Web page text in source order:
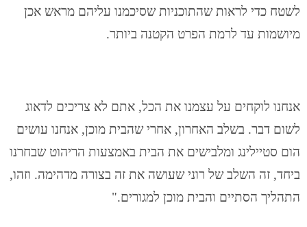
לשטח כדי לראות שהתוכניות שסיכמנו עליהם מראש אכן
מיושמות עד לרמת הפרט הקטנה ביותר.
אנחנו לוקחים על עצמנו את הכל, אתם לא צריכים לדאוג
לשום דבר. בשלב האחרון, אחרי שהבית מוכן, אנחנו עושים
הום סטיילינג ומלבישים את הבית באמצעות הריהוט שבחרנו
ביחד, זה השלב של רוני שעושה את זה בצורה מדהימה. וזהו,
התהליך הסתיים והבית מוכן למגורים."